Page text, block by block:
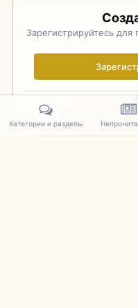
Зарегистрируйтесь для
Уже
Категории и разделы